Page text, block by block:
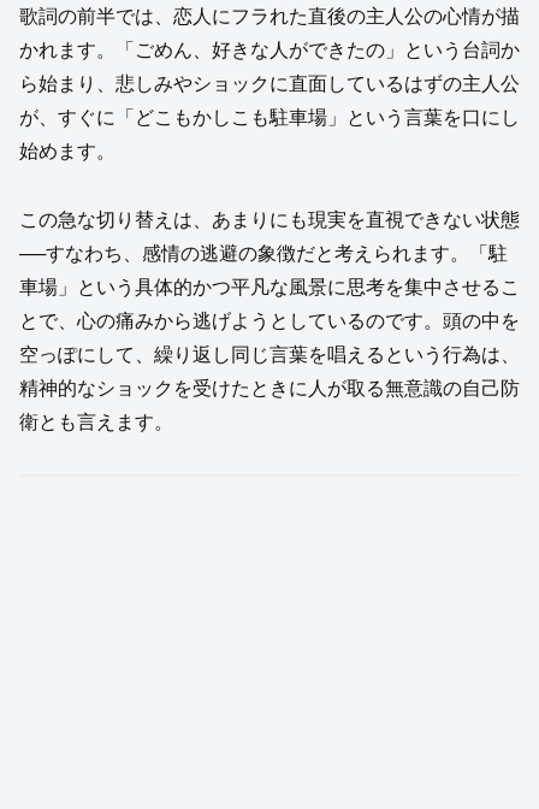
歌詞の前半では、恋人にフラれた直後の主人公の心情が描
かれます。「ごめん、好きな人ができたの」という台詞か
ら始まり、悲しみやショックに直面しているはずの主人公
が、すぐに「どこもかしこも駐車場」という言葉を口にし
始めます。
この急な切り替えは、あまりにも現実を直視できない状態
──すなわち、感情の逃避の象徴だと考えられます。「駐
車場」という具体的かつ平凡な風景に思考を集中させるこ
とで、心の痛みから逃げようとしているのです。頭の中を
空っぽにして、繰り返し同じ言葉を唱えるという行為は、
精神的なショックを受けたときに人が取る無意識の自己防
衛とも言えます。